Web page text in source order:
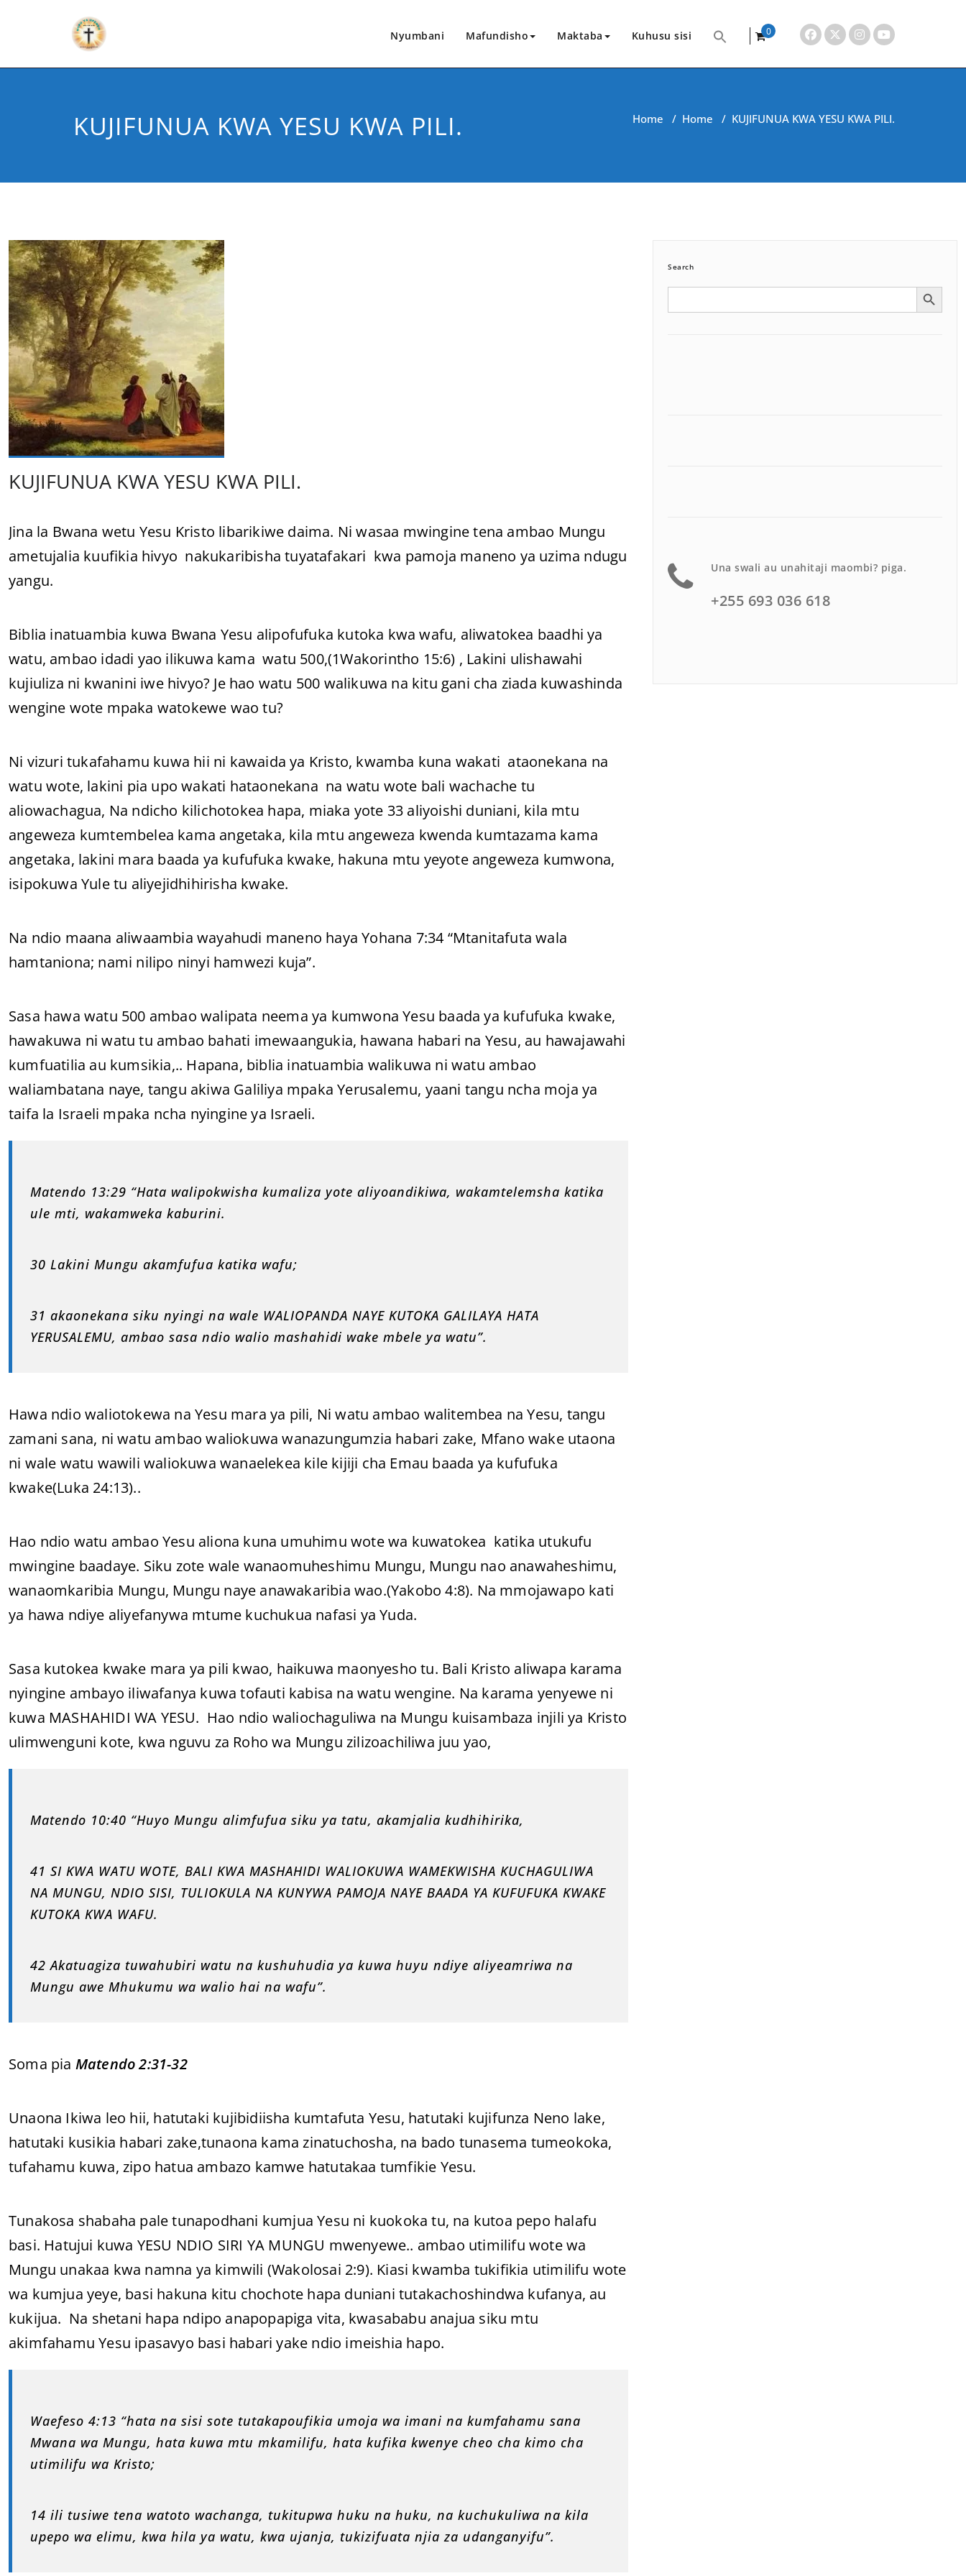
Nyumbani Mafundisho Maktaba Kuhusu sisi
0
KUJIFUNUA KWA YESU KWA PILI. Home / Home / KUJIFUNUA KWA YESU KWA PILI.
KUJIFUNUA KWA YESU KWA PILI.
Jina la Bwana wetu Yesu Kristo libarikiwe daima. Ni wasaa mwingine tena ambao Mungu
ametujalia kuufikia hivyo nakukaribisha tuyatafakari kwa pamoja maneno ya uzima ndugu
yangu.
Biblia inatuambia kuwa Bwana Yesu alipofufuka kutoka kwa wafu, aliwatokea baadhi ya
watu, ambao idadi yao ilikuwa kama watu 500,(1Wakorintho 15:6) , Lakini ulishawahi
kujiuliza ni kwanini iwe hivyo? Je hao watu 500 walikuwa na kitu gani cha ziada kuwashinda
wengine wote mpaka watokewe wao tu?
Ni vizuri tukafahamu kuwa hii ni kawaida ya Kristo, kwamba kuna wakati ataonekana na
watu wote, lakini pia upo wakati hataonekana na watu wote bali wachache tu
aliowachagua, Na ndicho kilichotokea hapa, miaka yote 33 aliyoishi duniani, kila mtu
angeweza kumtembelea kama angetaka, kila mtu angeweza kwenda kumtazama kama
angetaka, lakini mara baada ya kufufuka kwake, hakuna mtu yeyote angeweza kumwona,
isipokuwa Yule tu aliyejidhihirisha kwake.
Na ndio maana aliwaambia wayahudi maneno haya Yohana 7:34 “Mtanitafuta wala
hamtaniona; nami nilipo ninyi hamwezi kuja”.
Sasa hawa watu 500 ambao walipata neema ya kumwona Yesu baada ya kufufuka kwake,
hawakuwa ni watu tu ambao bahati imewaangukia, hawana habari na Yesu, au hawajawahi
kumfuatilia au kumsikia,.. Hapana, biblia inatuambia walikuwa ni watu ambao
waliambatana naye, tangu akiwa Galiliya mpaka Yerusalemu, yaani tangu ncha moja ya
taifa la Israeli mpaka ncha nyingine ya Israeli.
Matendo 13:29 “Hata walipokwisha kumaliza yote aliyoandikiwa, wakamtelemsha katika
ule mti, wakamweka kaburini.
30 Lakini Mungu akamfufua katika wafu;
31 akaonekana siku nyingi na wale WALIOPANDA NAYE KUTOKA GALILAYA HATA
YERUSALEMU, ambao sasa ndio walio mashahidi wake mbele ya watu”.
Hawa ndio waliotokewa na Yesu mara ya pili, Ni watu ambao walitembea na Yesu, tangu
zamani sana, ni watu ambao waliokuwa wanazungumzia habari zake, Mfano wake utaona
ni wale watu wawili waliokuwa wanaelekea kile kijiji cha Emau baada ya kufufuka
kwake(Luka 24:13)..
Hao ndio watu ambao Yesu aliona kuna umuhimu wote wa kuwatokea katika utukufu
mwingine baadaye. Siku zote wale wanaomuheshimu Mungu, Mungu nao anawaheshimu,
wanaomkaribia Mungu, Mungu naye anawakaribia wao.(Yakobo 4:8). Na mmojawapo kati
ya hawa ndiye aliyefanywa mtume kuchukua nafasi ya Yuda.
Sasa kutokea kwake mara ya pili kwao, haikuwa maonyesho tu. Bali Kristo aliwapa karama
nyingine ambayo iliwafanya kuwa tofauti kabisa na watu wengine. Na karama yenyewe ni
kuwa MASHAHIDI WA YESU. Hao ndio waliochaguliwa na Mungu kuisambaza injili ya Kristo
ulimwenguni kote, kwa nguvu za Roho wa Mungu zilizoachiliwa juu yao,
Matendo 10:40 “Huyo Mungu alimfufua siku ya tatu, akamjalia kudhihirika,
41 SI KWA WATU WOTE, BALI KWA MASHAHIDI WALIOKUWA WAMEKWISHA KUCHAGULIWA
NA MUNGU, NDIO SISI, TULIOKULA NA KUNYWA PAMOJA NAYE BAADA YA KUFUFUKA KWAKE
KUTOKA KWA WAFU.
42 Akatuagiza tuwahubiri watu na kushuhudia ya kuwa huyu ndiye aliyeamriwa na
Mungu awe Mhukumu wa walio hai na wafu”.
Soma pia Matendo 2:31-32
Unaona Ikiwa leo hii, hatutaki kujibidiisha kumtafuta Yesu, hatutaki kujifunza Neno lake,
hatutaki kusikia habari zake,tunaona kama zinatuchosha, na bado tunasema tumeokoka,
tufahamu kuwa, zipo hatua ambazo kamwe hatutakaa tumfikie Yesu.
Tunakosa shabaha pale tunapodhani kumjua Yesu ni kuokoka tu, na kutoa pepo halafu
basi. Hatujui kuwa YESU NDIO SIRI YA MUNGU mwenyewe.. ambao utimilifu wote wa
Mungu unakaa kwa namna ya kimwili (Wakolosai 2:9). Kiasi kwamba tukifikia utimilifu wote
wa kumjua yeye, basi hakuna kitu chochote hapa duniani tutakachoshindwa kufanya, au
kukijua. Na shetani hapa ndipo anapopapiga vita, kwasababu anajua siku mtu
akimfahamu Yesu ipasavyo basi habari yake ndio imeishia hapo.
Waefeso 4:13 “hata na sisi sote tutakapoufikia umoja wa imani na kumfahamu sana
Mwana wa Mungu, hata kuwa mtu mkamilifu, hata kufika kwenye cheo cha kimo cha
utimilifu wa Kristo;
14 ili tusiwe tena watoto wachanga, tukitupwa huku na huku, na kuchukuliwa na kila
upepo wa elimu, kwa hila ya watu, kwa ujanja, tukizifuata njia za udanganyifu”.
Search
Search Search Button
Una swali au unahitaji maombi? piga.
+255 693 036 618